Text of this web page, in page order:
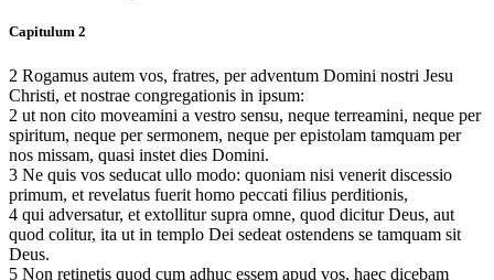
Capitulum 2
2 Rogamus autem vos, fratres, per adventum Domini nostri Jesu
Christi, et nostrae congregationis in ipsum:
2 ut non cito moveamini a vestro sensu, neque terreamini, neque per
spiritum, neque per sermonem, neque per epistolam tamquam per
nos missam, quasi instet dies Domini.
3 Ne quis vos seducat ullo modo: quoniam nisi venerit discessio
primum, et revelatus fuerit homo peccati filius perditionis,
4 qui adversatur, et extollitur supra omne, quod dicitur Deus, aut
quod colitur, ita ut in templo Dei sedeat ostendens se tamquam sit
Deus.
5 Non retinetis quod cum adhuc essem apud vos, haec dicebam